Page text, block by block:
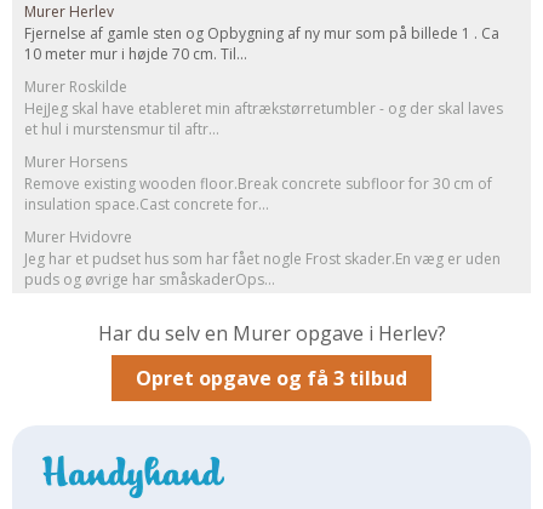
MURER
Nybygning
Reparationer
Om Materialer
Om Værktøj
GLARMESTER
Udskiftning Og Montage
Om Materialer
Tips Og Tricks
Båd
GARTNER
Murer Herlev
Fjernelse af gamle sten og Opbygning af ny mur som på billede 1 . Ca
10 meter mur i højde 70 cm. Til...
Murer Roskilde
HejJeg skal have etableret min aftrækstørretumbler - og der skal laves
et hul i murstensmur til aftr...
Murer Horsens
Remove existing wooden floor.Break concrete subfloor for 30 cm of
insulation space.Cast concrete for...
Murer Hvidovre
Jeg har et pudset hus som har fået nogle Frost skader.En væg er uden
puds og øvrige har småskaderOps...
Har du selv en Murer opgave i Herlev?
Opret opgave og få 3 tilbud